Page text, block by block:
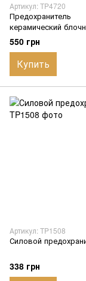
Артикул: TP4720
Предохранитель
керамический
550 грн
Купить
Артикул: TP1508
Силовой
338 грн